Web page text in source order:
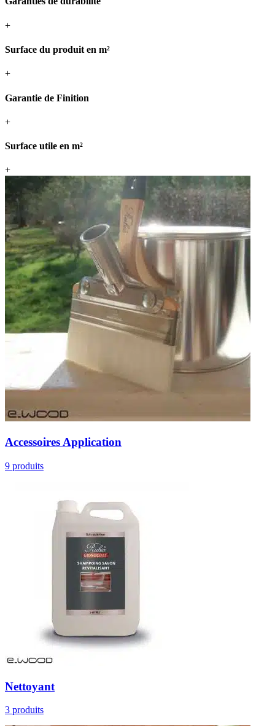
+
Surface du produit en m²
+
Garantie de Finition
+
Surface utile en m²
+
Accessoires Application
9 produits
Nettoyant
3 produits